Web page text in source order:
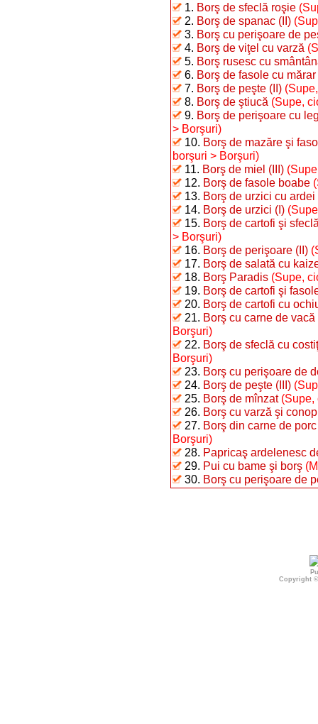
1. Borş de sfeclă roşie
2. Borş de spanac (II)
3. Borş cu perişoare de
4. Borş de viţel cu varză
5. Borş rusesc cu
6. Borş de fasole cu mărar
7. Borş de peşte (II)
8. Borş de ştiucă (Supe,
9. Borş de perişoare cu
> Borşuri)
10. Borş de mazăre şi
borşuri > Borşuri)
11. Borş de miel (III)
12. Borş de fasole boabe
13. Borş de urzici cu ardei
14. Borş de urzici (I)
15. Borş de cartofi şi
> Borşuri)
16. Borş de perişoare (II)
17. Borş de salată cu
18. Borş Paradis (Supe,
19. Borş de cartofi şi
20. Borş de cartofi cu
21. Borş cu carne de
Borşuri)
22. Borş de sfeclă cu
Borşuri)
23. Borş cu perişoare de
24. Borş de peşte (III)
25. Borş de mînzat (Supe,
26. Borş cu varză şi
27. Borş din carne de
Borşuri)
28. Papricaş ardelenesc
29. Pui cu bame şi borş
30. Borş cu perişoare de
Copyright